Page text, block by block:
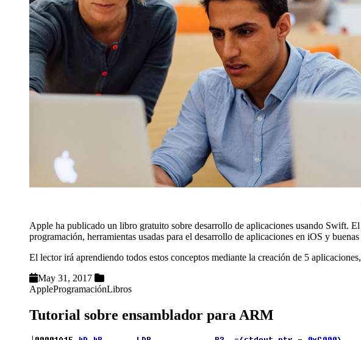
Apple ha publicado un libro gratuito sobre desarrollo de aplicaciones usando Swift.
programación, herramientas usadas para el desarrollo de aplicaciones en iOS y
El lector irá aprendiendo todos estos conceptos mediante la creación de 5
May 31, 2017
AppleProgramaciónLibros
Tutorial sobre ensamblador para ARM